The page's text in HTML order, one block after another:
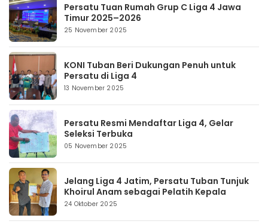
Persatu Tuan Rumah Grup C Liga 4 Jawa
Timur 2025–2026
25 November 2025
KONI Tuban Beri Dukungan Penuh untuk
Persatu di Liga 4
13 November 2025
Persatu Resmi Mendaftar Liga 4, Gelar
Seleksi Terbuka
05 November 2025
Jelang Liga 4 Jatim, Persatu Tuban Tunjuk
Khoirul Anam sebagai Pelatih Kepala
24 Oktober 2025